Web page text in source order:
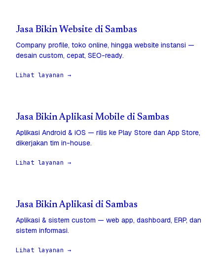
Jasa Bikin Website di Sambas
Company profile, toko online, hingga website instansi —
desain custom, cepat, SEO-ready.
Lihat layanan →
Jasa Bikin Aplikasi Mobile di Sambas
Aplikasi Android & iOS — rilis ke Play Store dan App Store,
dikerjakan tim in-house.
Lihat layanan →
Jasa Bikin Aplikasi di Sambas
Aplikasi & sistem custom — web app, dashboard, ERP, dan
sistem informasi.
Lihat layanan →